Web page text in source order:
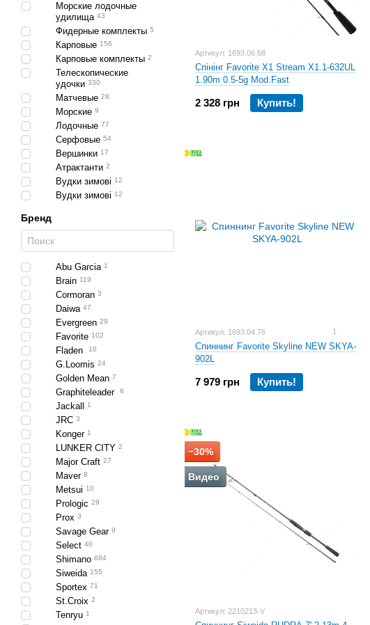
Артикул: 1693.06.68
Спінінг Favorite X1 Stream X1.1-632UL
1.90m 0.5-5g Mod.Fast
2 328 грн Купить!
Артикул: 1693.04.76 1
Спиннинг Favorite Skyline NEW SKYA-
902L
7 979 грн Купить!
−30%
Видео
Артикул: 2210213-V
Морские лодочные
удилища 43
Фидерные комплекты 5
Карповые 156
Карповые комплекты 2
Телескопические
удочки 330
Матчевые 28
Морские 9
Лодочные 77
Серфовые 54
Вершинки 17
Атрактанти 2
Вудки зимові 12
Вудки зимові 12
Бренд
Abu Garcia 1
Brain 119
Cormoran 3
Daiwa 47
Evergreen 29
Favorite 102
Fladen 10
G.Loomis 24
Golden Mean 7
Graphiteleader 6
Jackall 1
JRC 3
Konger 1
LUNKER CITY 2
Major Craft 27
Maver 8
Metsui 10
Prologic 29
Prox 3
Savage Gear 9
Select 40
Shimano 884
Siweida 155
Sportex 71
St.Croix 2
Tenryu 1